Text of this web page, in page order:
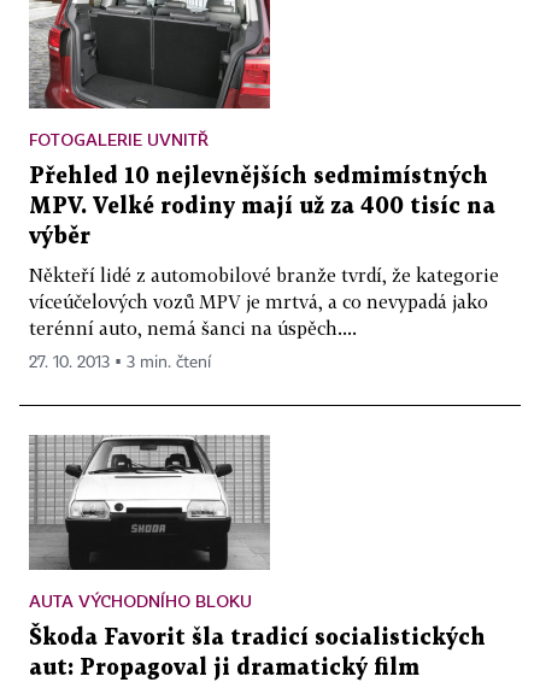
FOTOGALERIE UVNITŘ
Přehled 10 nejlevnějších sedmimístných
MPV. Velké rodiny mají už za 400 tisíc na
výběr
Někteří lidé z automobilové branže tvrdí, že kategorie
víceúčelových vozů MPV je mrtvá, a co nevypadá jako
terénní auto, nemá šanci na úspěch....
27. 10. 2013 ▪ 3 min. čtení
AUTA VÝCHODNÍHO BLOKU
Škoda Favorit šla tradicí socialistických
aut: Propagoval ji dramatický film